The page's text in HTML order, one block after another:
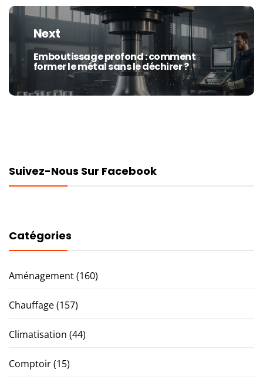
Next
Next
post:
Emboutissage profond : comment
former le métal sans le déchirer ?
Suivez-Nous Sur Facebook
Catégories
Aménagement(160)
Chauffage(157)
Climatisation (44)
Comptoir(15)